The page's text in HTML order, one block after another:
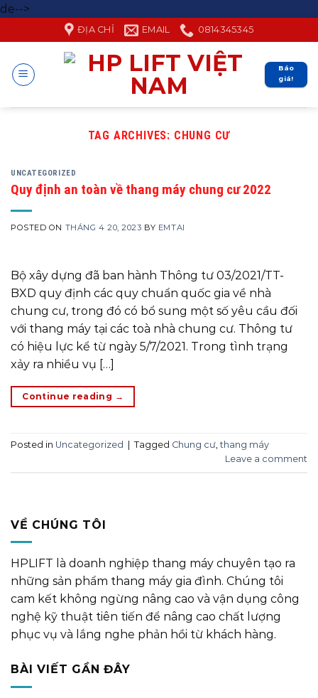
de-->
content
ĐỊA CHỈ EMAIL 0814345345
Báo
giá!
TAG ARCHIVES: CHUNG CƯ
UNCATEGORIZED
Quy định an toàn về thang máy chung cư 2022
POSTED ON THÁNG 4 20, 2023 BY EMTAI
Bộ xây dựng đã ban hành Thông tư 03/2021/TT-
BXD quy định các quy chuẩn quốc gia về nhà
chung cư, trong đó có bổ sung một số yêu cầu đối
với thang máy tại các toà nhà chung cư. Thông tư
có hiệu lực kể từ ngày 5/7/2021. Trong tình trạng
xảy ra nhiều vụ […]
Continue reading →
Posted in Uncategorized Tagged Chung cư ,thang máy
Leave a comment
VỀ CHÚNG TÔI
HPLIFT là doanh nghiệp thang máy chuyên tạo ra
những sản phẩm thang máy gia đình. Chúng tôi
cam kết không ngừng nâng cao và vận dụng công
nghệ kỹ thuật tiên tiến để nâng cao chất lượng
phục vụ và lắng nghe phản hồi từ khách hàng.
BÀI VIẾT GẦN ĐÂY